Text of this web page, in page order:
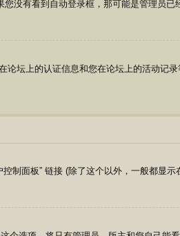
没有看到自动登录框，那可能是管理员已
坛上的认证信息和您在论坛上的活动记
制面板” 链接 (除了这个以外，一般都显